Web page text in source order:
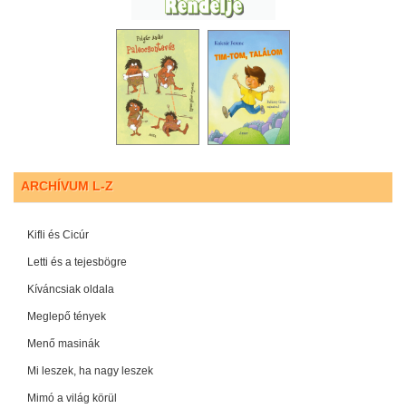
ARCHÍVUM L-Z
Kifli és Cicúr
Letti és a tejesbögre
Kíváncsiak oldala
Meglepő tények
Menő masinák
Mi leszek, ha nagy leszek
Mimó a világ körül